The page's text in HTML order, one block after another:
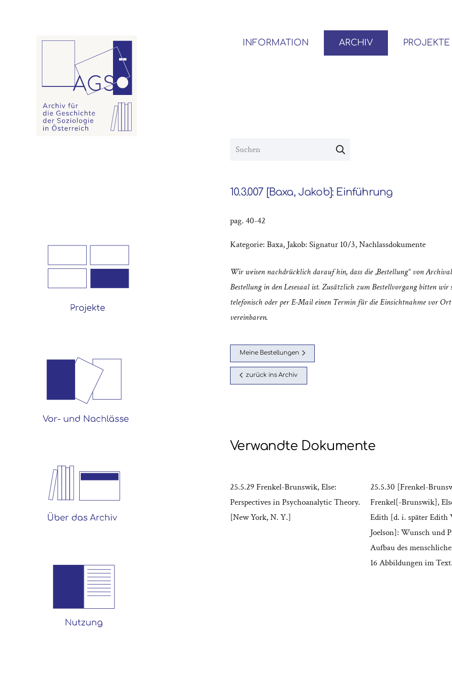
INFORMATION ARCHIV PROJEKTE
10.3.007 [Baxa, Jakob]: Einführung
pag. 40-42
Kategorie: Baxa, Jakob: Signatur 10/3,Nachlassdokumente
Wir weisen nachdrücklich darauf hin, dass die „Bestellung“ von
Bestellung in den Lesesaal ist. Zusätzlich zum Bestellvorgang bitten wir
telefonisch oder per E-Mail einen Termin für die Einsichtnahme vor
vereinbaren.
Meine Bestellungen
zurück ins Archiv
Verwandte Dokumente
25.5.29 Frenkel-Brunswik, Else:
Perspectives in Psychoanalytic Theory.
[New York, N. Y.]
25.5.30 [Frenkel-
Frenkel[-Brunswik],
Edith [d. i. später Edith
Joelson]: Wunsch und
Aufbau des
16 Abbildungen im Text.